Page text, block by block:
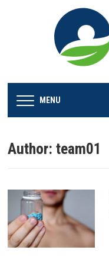
MENU
Author:team01